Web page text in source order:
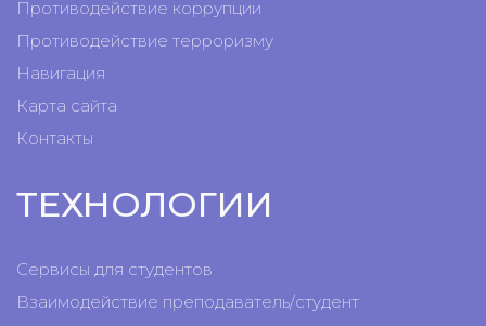
Противодействие коррупции
Противодействие терроризму
Навигация
Карта сайта
Контакты
ТЕХНОЛОГИИ
Сервисы для студентов
Взаимодействие преподаватель/студент